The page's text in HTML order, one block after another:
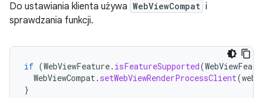
Do ustawiania klienta używa WebViewCompat i
sprawdzania funkcji.
if (WebViewFeature. isFeatureSupported(
WebViewCompat. setWebViewRenderProcessClient(
}